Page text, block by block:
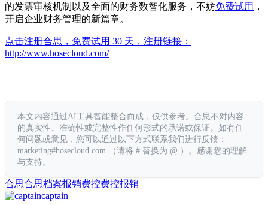
的发票审核机制以及全面的财务数智化服务，不妨免费试用 ，
开启企业财务管理的新篇章。
点击注册合思，免费试用 30 天，注册链接：
http://www.hosecloud.com/
本文内容通过AI工具智能整合而成，仅供参考。合思不对内容
的真实性、准确性或完整性作任何形式的承诺或保证。如有任
何问题或意见，您可以通过以下方式联系我们进行反馈：
marketing#hosecloud.com （请将 # 替换为 @ ）。感谢您的理解
与支持。
合思合思档案报销费控费控报销
captain